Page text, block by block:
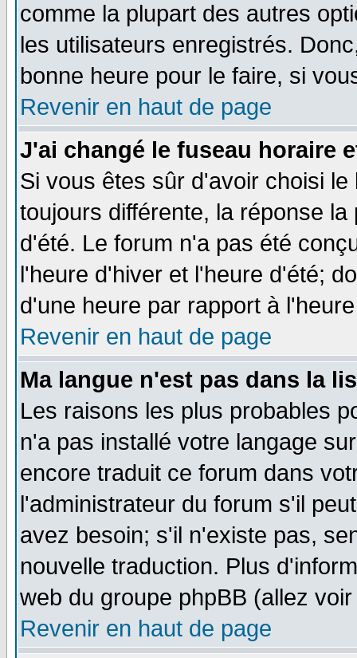
comme la plupart des autres
les utilisateurs enregistrés.
bonne heure pour le faire, si
Revenir en haut de page
J'ai changé le fuseau horaire
Si vous êtes sûr d'avoir choisi
toujours différente, la réponse
d'été. Le forum n'a pas été
l'heure d'hiver et l'heure d'été;
d'une heure par rapport à
Revenir en haut de page
Ma langue n'est pas dans la
Les raisons les plus probables
n'a pas installé votre langage
encore traduit ce forum dans
l'administrateur du forum s'il
avez besoin; s'il n'existe pas,
nouvelle traduction. Plus
web du groupe phpBB (allez
Revenir en haut de page